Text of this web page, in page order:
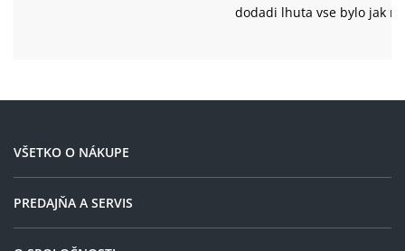
dodadi lhuta vse bylo jak
VŠETKO O NÁKUPE
PREDAJŇA A SERVIS